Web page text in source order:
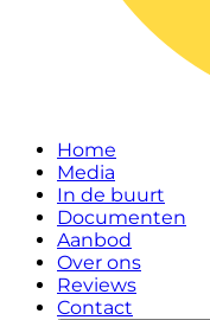
Home
Media
In de buurt
Documenten
Aanbod
Over ons
Reviews
Contact